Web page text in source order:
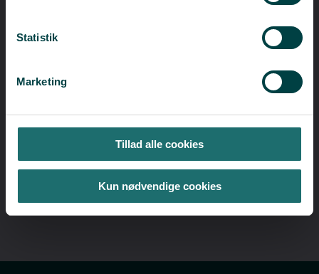
Statistik
Marketing
Tillad alle cookies
Kun nødvendige cookies